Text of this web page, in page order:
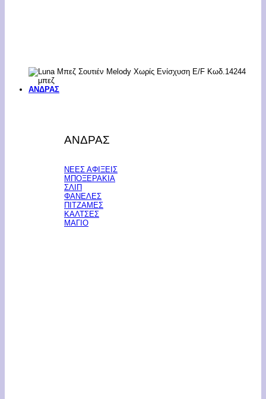
ΑΝΔΡΑΣ
ΑΝΔΡΑΣ
ΝΕΕΣ ΑΦΙΞΕΙΣ
ΜΠΟΞΕΡΑΚΙΑ
ΣΛΙΠ
ΦΑΝΕΛΕΣ
ΠΙΤΖΑΜΕΣ
ΚΑΛΤΣΕΣ
ΜΑΓΙΟ